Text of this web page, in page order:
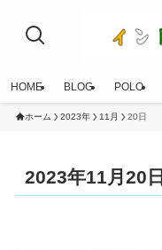
HOME BLOG POLO
ホーム 2023年 11月 20日
2023年11月20日